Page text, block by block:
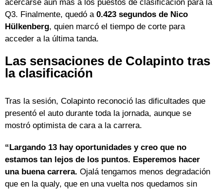
acercarse aún más a los puestos de clasificación para la
Q3. Finalmente, quedó a 0.423 segundos de Nico
Hülkenberg, quien marcó el tiempo de corte para
acceder a la última tanda.
Las sensaciones de Colapinto tras
la clasificación
Tras la sesión, Colapinto reconoció las dificultades que
presentó el auto durante toda la jornada, aunque se
mostró optimista de cara a la carrera.
“Largando 13 hay oportunidades y creo que no
estamos tan lejos de los puntos. Esperemos hacer
una buena carrera. Ojalá tengamos menos degradación
que en la qualy, que en una vuelta nos quedamos sin